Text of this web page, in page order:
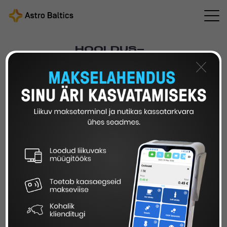
HOOLDUS–
Astro Baltics pakub laias valikus erinevaid IT-
seadmete hoolduspakette, mis aitavad hoida teie
seadmed töökorras.
KONTORI- JA KASSAARVUTI
VÕRGULAHENDUSED JA SERVER
×